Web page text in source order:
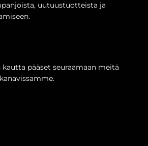
uutuustuotteista ja
pääset seuraamaan meitä